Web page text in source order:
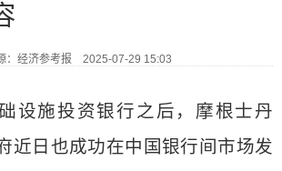
：经济参考报 2025-07-29 15:03
设施投资银行之后，摩根士丹
近日也成功在中国银行间市场发